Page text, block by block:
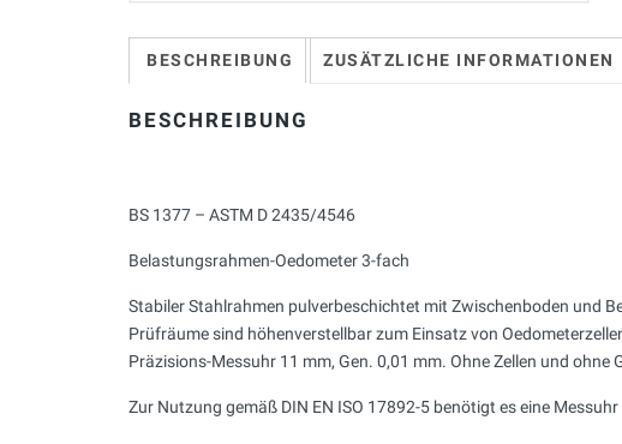
BESCHREIBUNG ZUSÄTZLICHE INFORMATIONEN
BESCHREIBUNG
BS 1377 – ASTM D 2435/4546
Belastungsrahmen-Oedometer 3-fach
Stabiler Stahlrahmen pulverbeschichtet mit Zwischenboden und
Prüfräume sind höhenverstellbar zum Einsatz von
Präzisions-Messuhr 11 mm, Gen. 0,01 mm. Ohne Zellen und ohne
Zur Nutzung gemäß DIN EN ISO 17892-5 benötigt es eine